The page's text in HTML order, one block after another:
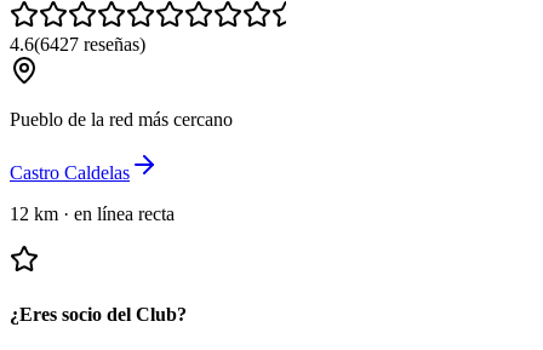
4.6(6427 reseñas)
Pueblo de la red más cercano
Castro Caldelas
12 km · en línea recta
¿Eres socio del Club?